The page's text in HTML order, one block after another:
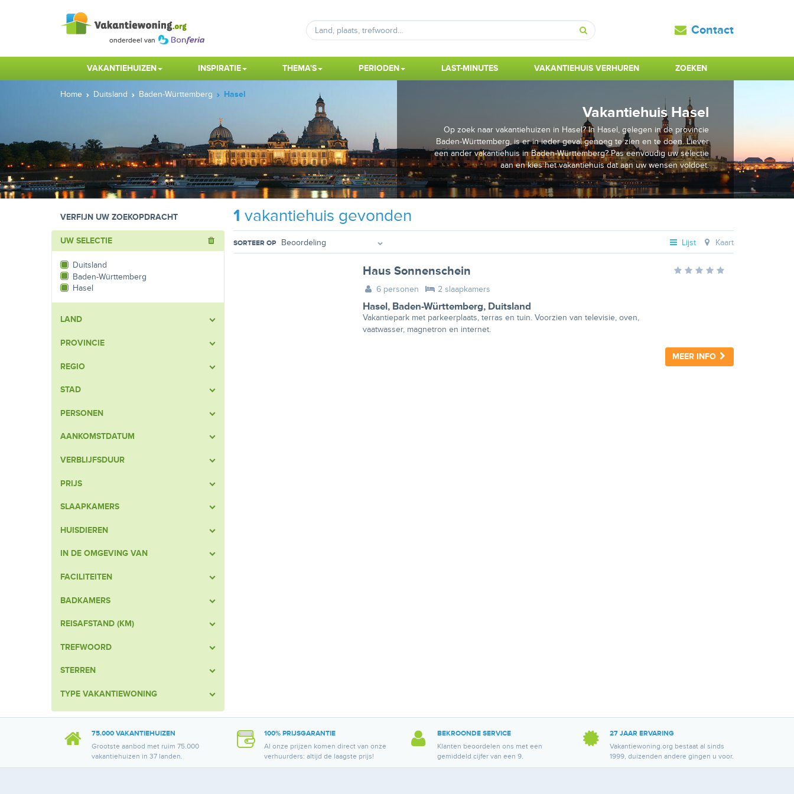
Zoeken
Contact
VAKANTIEHUIZEN INSPIRATIE THEMA'S PERIODEN LAST-MINUTES VAKANTIEHUIS VERHUREN ZOEKEN
Home Duitsland Baden-Württemberg Hasel
Vakantiehuis Hasel
Op zoek naar vakantiehuizen in Hasel? In Hasel, gelegen in de provincie
Baden-Württemberg, is er in ieder geval genoeg te zien en te doen. Liever
een ander vakantiehuis in Baden-Württemberg? Pas eenvoudig uw selectie
aan en kies het vakantiehuis dat aan uw wensen voldoet.
VERFIJN UW ZOEKOPDRACHT 1 vakantiehuis gevonden
UW SELECTIE
Duitsland
Baden-Württemberg
Hasel
LAND
PROVINCIE
REGIO
STAD
PERSONEN
AANKOMSTDATUM
VERBLIJFSDUUR
PRIJS
SLAAPKAMERS
HUISDIEREN
IN DE OMGEVING VAN
FACILITEITEN
BADKAMERS
REISAFSTAND (KM)
TREFWOORD
STERREN
TYPE VAKANTIEWONING
SORTEER OP Lijst Kaart
Haus Sonnenschein
6 personen 2 slaapkamers
Hasel, Baden-Württemberg, Duitsland
Vakantiepark met parkeerplaats, terras en tuin. Voorzien van televisie, oven,
vaatwasser, magnetron en internet.
MEER INFO
75.000 VAKANTIEHUIZEN
Grootste aanbod met ruim 75.000
vakantiehuizen in 37 landen.
100% PRIJSGARANTIE
Al onze prijzen komen direct van onze
verhuurders: altijd de laagste prijs!
BEKROONDE SERVICE
Klanten beoordelen ons met een
gemiddeld cijfer van een 9.
27 JAAR ERVARING
Vakantiewoning.org bestaat al sinds
1999, duizenden andere gingen u voor.